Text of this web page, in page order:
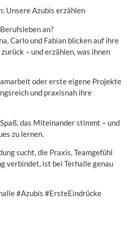
Unsere Azubis erzählen
an?
Carlo und Fabian blicken auf ihre
– und erzählen, was ihnen
oder erste eigene Projekte
und praxisnah ihre
das Miteinander stimmt – und
zu lernen.
sucht, die Praxis, Teamgefühl
verbindet, ist bei Terhalle genau
#Azubis #ErsteEindrücke